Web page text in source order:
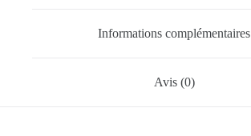
Informations complémentaires
Avis (0)